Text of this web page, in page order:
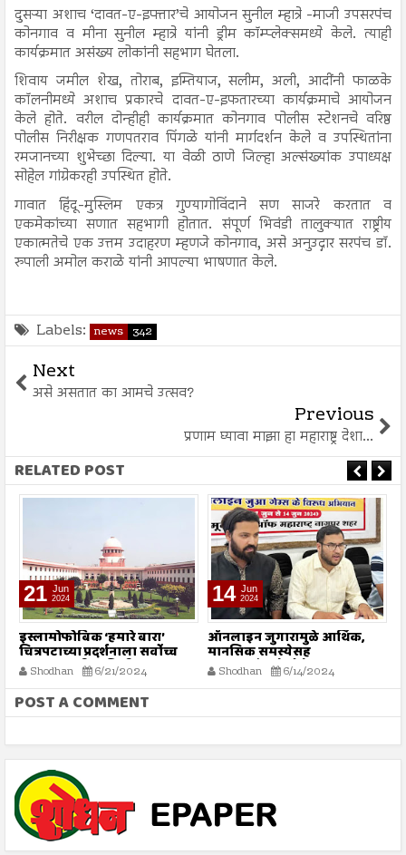
दुसऱ्या अशाच ‘दावत-ए-इफ्तार’चे आयोजन सुनील म्हात्रे -माजी उपसरपंच
कोनगाव व मीना सुनील म्हात्रे यांनी ड्रीम कॉम्प्लेक्समध्ये केले. त्याही
कार्यक्रमात असंख्य लोकांनी सहभाग घेतला.
शिवाय जमील शेख, तोराब, इम्तियाज, सलीम, अली, आदींनी फाळके
कॉलनीमध्ये अशाच प्रकारचे दावत-ए-इफतारच्या कार्यक्रमाचे आयोजन
केले होते. वरील दोन्हीही कार्यक्रमात कोनगाव पोलीस स्टेशनचे वरिष्ठ
पोलीस निरीक्षक गणपतराव पिंगळे यांनी मार्गदर्शन केले व उपस्थितांना
रमजानच्या शुभेच्छा दिल्या. या वेळी ठाणे जिल्हा अल्संख्यांक उपाध्यक्ष
सोहेल गांग्रेकरही उपस्थित होते.
गावात हिंदू-मुस्लिम एकत्र गुण्यागोविंदाने सण साजरे करतात व
एकमेकांच्या सणात सहभागी होतात. संपूर्ण भिवंडी तालुक्यात राष्ट्रीय
एकात्मतेचे एक उत्तम उदाहरण म्हणजे कोनगाव, असे अनुउद्गार सरपंच डॉ.
रुपाली अमोल कराळे यांनी आपल्या भाषणात केले.
Labels: news 342
Next
असे असतात का आमचे उत्सव?
Previous
प्रणाम घ्यावा माझा हा महाराष्ट्र देशा...
RELATED POST
21 Jun
2024
इस्लामोफोबिक ‘हमारे बारा’
चित्रपटाच्या प्रदर्शनाला सर्वोच्च
न्यायालयाची स्थगिती
Shodhan 6/21/2024
14 Jun
2024
ऑनलाइन जुगारामुळे आर्थिक,
मानसिक समस्येसह
आत्महत्यांमध्ये होतेय वाढ
Shodhan 6/14/2024
POST A COMMENT